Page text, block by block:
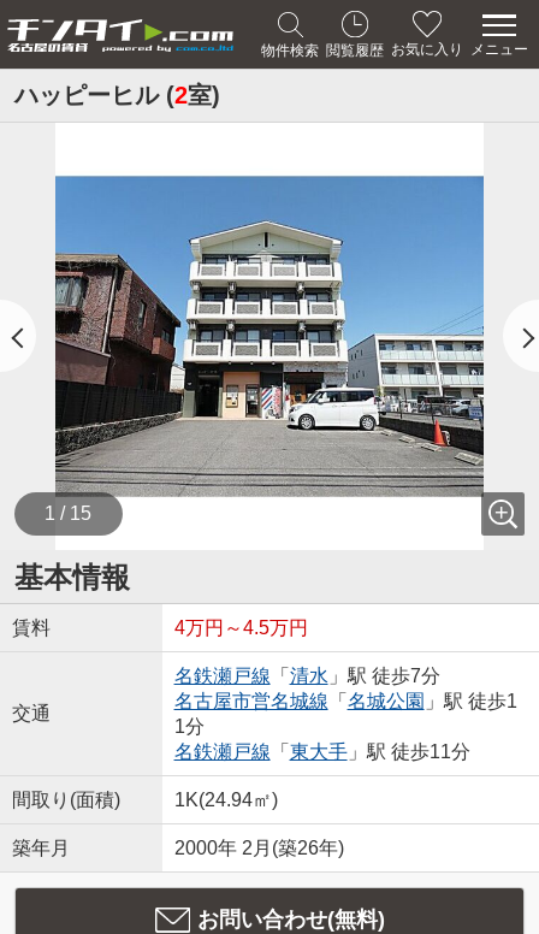
物件検索 閲覧履歴 お気に入り メニュー
ハッピーヒル (2室)
1 / 15
基本情報
賃料 4万円～4.5万円
交通
名鉄瀬戸線 「 清水 」駅 徒歩7分
名古屋市営名城線 「 名城公園 」駅 徒歩1
1分
名鉄瀬戸線 「 東大手」駅 徒歩11分
間取り(面積) 1K(24.94㎡)
築年月 2000年 2月(築26年)
お問い合わせ(無料)